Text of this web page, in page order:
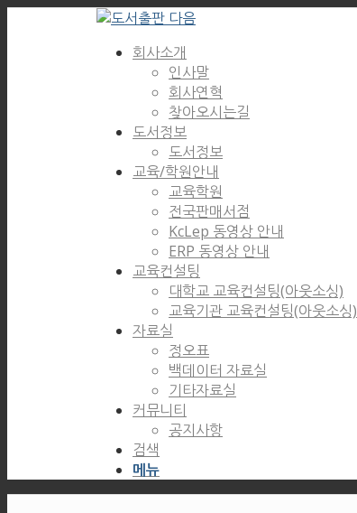
회사소개
인사말
회사연혁
찾아오시는길
도서정보
도서정보
교육/학원안내
교육학원
전국판매서점
KcLep 동영상 안내
ERP 동영상 안내
교육컨설팅
대학교 교육컨설팅(아웃소싱)
교육기관 교육컨설팅(아웃소싱)
자료실
정오표
백데이터 자료실
기타자료실
커뮤니티
공지사항
검색
메뉴